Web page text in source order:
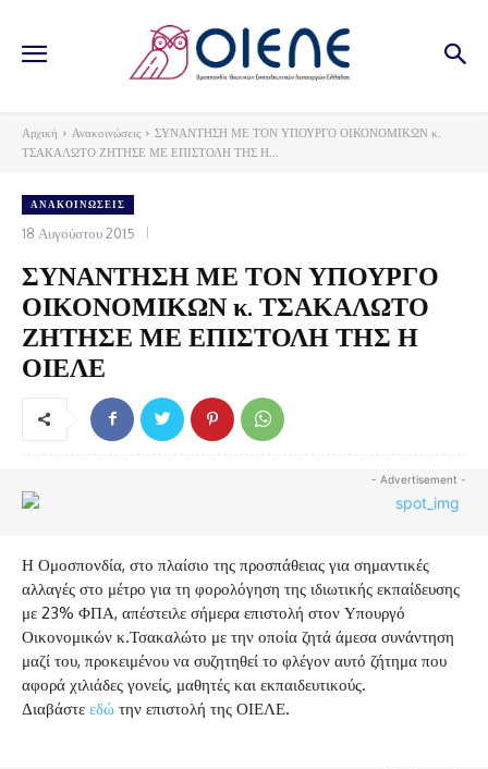
Αρχική Ανακοινώσεις
ΣΥΝΑΝΤΗΣΗ ΜΕ ΤΟΝ ΥΠΟΥΡΓΟ ΟΙΚΟΝΟΜΙΚΩΝ κ.
ΤΣΑΚΑΛΩΤΟ ΖΗΤΗΣΕ ΜΕ ΕΠΙΣΤΟΛΗ ΤΗΣ Η...
ΑΝΑΚΟΙΝΏΣΕΙΣ
18 Αυγούστου 2015
ΣΥΝΑΝΤΗΣΗ ΜΕ ΤΟΝ ΥΠΟΥΡΓΟ
ΟΙΚΟΝΟΜΙΚΩΝ κ. ΤΣΑΚΑΛΩΤΟ
ΖΗΤΗΣΕ ΜΕ ΕΠΙΣΤΟΛΗ ΤΗΣ Η
ΟΙΕΛΕ
- Advertisement -
Η Ομοσπονδία, στο πλαίσιο της προσπάθειας για σημαντικές
αλλαγές στο μέτρο για τη φορολόγηση της ιδιωτικής εκπαίδευσης
με 23% ΦΠΑ, απέστειλε σήμερα επιστολή στον Υπουργό
Οικονομικών κ.Τσακαλώτο με την οποία ζητά άμεσα συνάντηση
μαζί του, προκειμένου να συζητηθεί το φλέγον αυτό ζήτημα που
αφορά χιλιάδες γονείς, μαθητές και εκπαιδευτικούς.
Διαβάστε εδώ την επιστολή της ΟΙΕΛΕ.